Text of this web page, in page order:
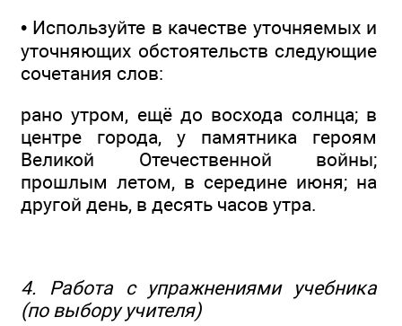
• Используйте в качестве уточняемых и
уточняющих обстоятельств следующие
сочетания слов:
рано утром, ещё до восхода солнца; в
центре города, у памятника героям
Великой Отечественной войны;
прошлым летом, в середине июня; на
другой день, в десять часов утра.
4. Работа с упражнениями учебника
(по выбору учителя)